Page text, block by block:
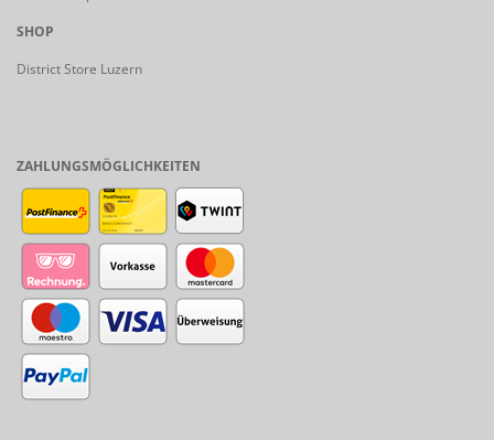
SHOP
District Store Luzern
ZAHLUNGSMÖGLICHKEITEN